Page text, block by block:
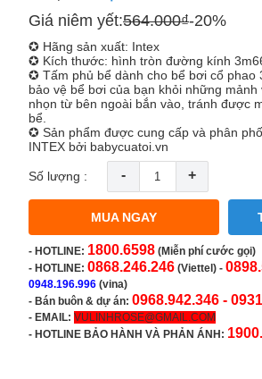
Giá niêm yết:564.000₫-20%
✪ Hãng sản xuất: Intex
✪ Kích thước: hình tròn đường kính
✪ Tấm phủ bể dành cho bể bơi cổ phao
bảo vệ bể bơi của bạn khỏi những mảnh
nhọn từ bên ngoài bắn vào, tránh được
bể.
✪ Sản phẩm được cung cấp và phân
INTEX bởi babycuatoi.vn
Số lượng : - +
MUA NGAY
- HOTLINE: 1800.6598 (Miễn phí cước gọi)
- HOTLINE: 0868.246.246 (Viettel) -
0948.196.996 (vina)
- Bán buôn & dự án: 0968.942.346 -
- EMAIL: VULINHROSE@GMAIL.COM
- HOTLINE BẢO HÀNH VÀ PHẢN ÁNH: